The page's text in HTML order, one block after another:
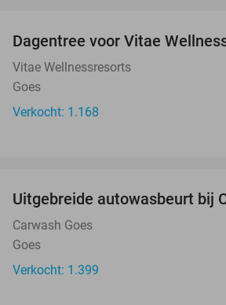
Dagentree voor Vitae
Vitae Wellnessresorts
Goes
Verkocht: 1.168
Uitgebreide autowasbeurt bij
Carwash Goes
Goes
Verkocht: 1.399